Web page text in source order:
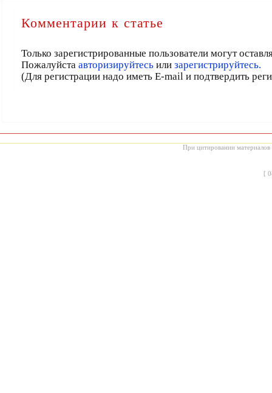
Комментарии к статье
Только зарегистрированные пользователи могут
Пожалуйста авторизируйтесьили зарегистрируйтесь.
(Для регистрации надо иметь E-mail и подтвердить
При цитировании материалов
[